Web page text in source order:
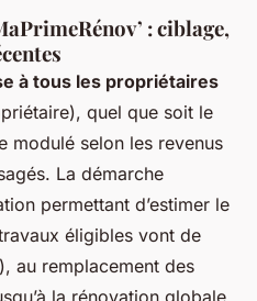
: ciblage,
à tous les propriétaires
quel que soit le
modulé selon les revenus
La démarche
permettant d’estimer le
éligibles vont de
au remplacement des
la rénovation globale.